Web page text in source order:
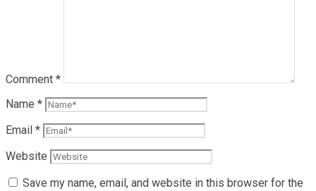
Comment *
Name *
Email *
Website
Save my name, email, and website in this browser for the